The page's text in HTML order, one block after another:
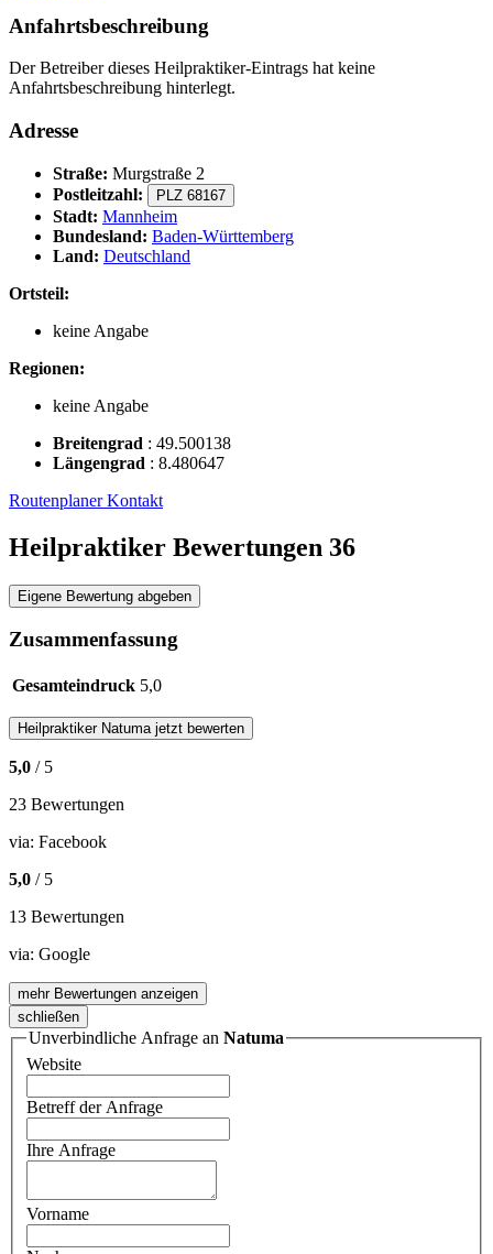
Anfahrtsbeschreibung
Der Betreiber dieses Heilpraktiker-Eintrags hat keine
Anfahrtsbeschreibung hinterlegt.
Adresse
Straße: Murgstraße 2
Postleitzahl:
PLZ 68167
Stadt: Mannheim
Bundesland: Baden-Württemberg
Land: Deutschland
Ortsteil:
keine Angabe
Regionen:
keine Angabe
Breitengrad : 49.500138
Längengrad : 8.480647
RoutenplanerKontakt
Heilpraktiker Bewertungen 36
Eigene Bewertung abgeben
Zusammenfassung
Gesamteindruck 5,0
Heilpraktiker Natuma jetzt bewerten
5,0 / 5
23 Bewertungen
via: Facebook
5,0 / 5
13 Bewertungen
via: Google
mehr Bewertungen anzeigen
schließen
Unverbindliche Anfrage an Natuma
Website
Betreff der Anfrage
Ihre Anfrage
Vorname